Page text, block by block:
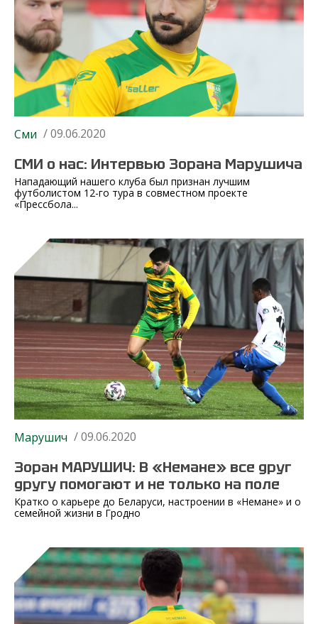
Сми / 09.06.2020
СМИ о нас: Интервью Зорана Марушича
Нападающий нашего клуба был признан лучшим
футболистом 12-го тура в совместном проекте
«Прессбола...
Марушич / 09.06.2020
Зоран МАРУШИЧ: В «Немане» все друг
другу помогают и не только на поле
Кратко о карьере до Беларуси, настроении в «Немане» и о
семейной жизни в Гродно